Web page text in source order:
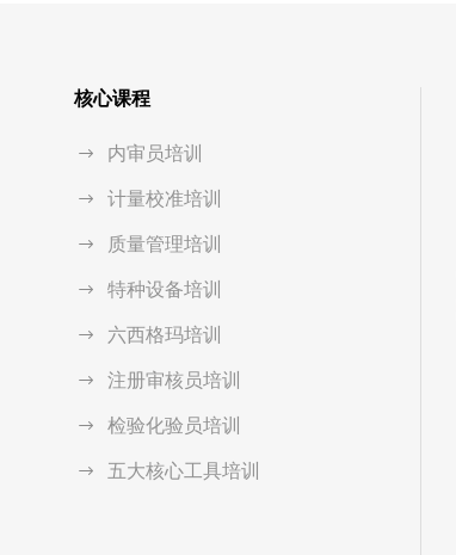
核心课程
内审员培训
计量校准培训
质量管理培训
特种设备培训
六西格玛培训
注册审核员培训
检验化验员培训
五大核心工具培训